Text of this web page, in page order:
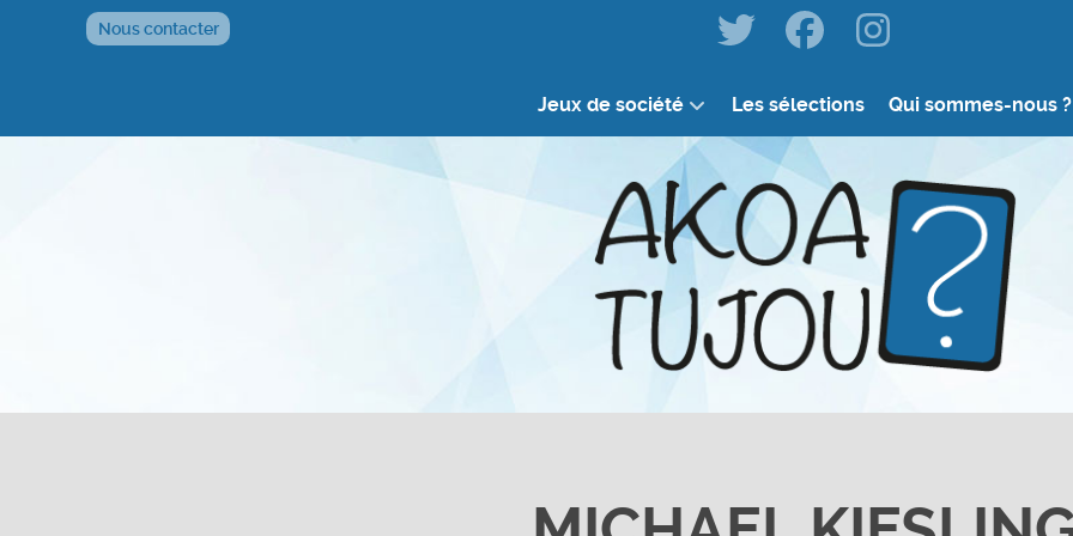
Nous contacter
Jeux de société Les sélections Qui sommes-nous ?